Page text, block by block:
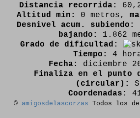
Distancia recorrida:
Altitud min:
0 metros,
Desnivel acum. subiendo:
bajando:
1.862
Grado de dificultad:
Tiempo: 4
Fecha:
diciembre
Finaliza en el punto
(circular):
Coordenadas:
© amigosdelascorzas Todos los